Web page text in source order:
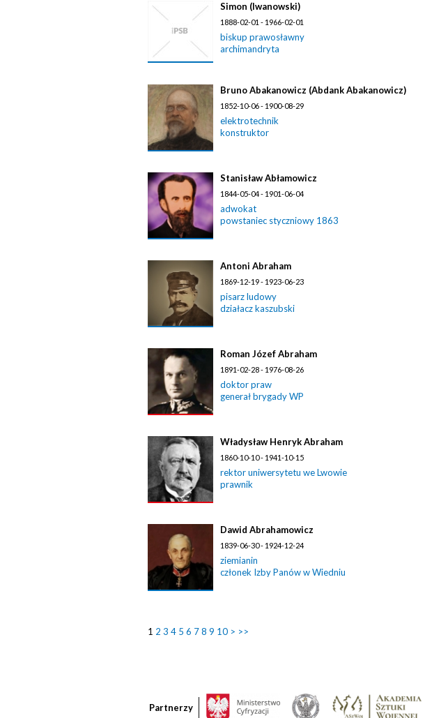
Simon (Iwanowski)
1888-02-01 - 1966-02-01
biskup prawosławny
archimandryta
Bruno Abakanowicz (Abdank Abakanowicz)
1852-10-06 - 1900-08-29
elektrotechnik
konstruktor
Stanisław Abłamowicz
1844-05-04 - 1901-06-04
adwokat
powstaniec styczniowy 1863
Antoni Abraham
1869-12-19 - 1923-06-23
pisarz ludowy
działacz kaszubski
Roman Józef Abraham
1891-02-28 - 1976-08-26
doktor praw
generał brygady WP
Władysław Henryk Abraham
1860-10-10 - 1941-10-15
rektor uniwersytetu we Lwowie
prawnik
Dawid Abrahamowicz
1839-06-30 - 1924-12-24
ziemianin
członek Izby Panów w Wiedniu
1 2 3 4 5 6 78 9 10 > >>
Partnerzy